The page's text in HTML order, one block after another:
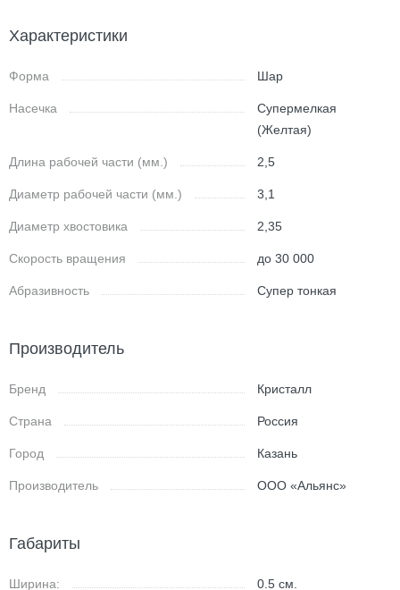
Характеристики
Форма Шар
Насечка
Супермелкая
(Желтая)
Длина рабочей части (мм.) 2,5
Диаметр рабочей части (мм.) 3,1
Диаметр хвостовика 2,35
Скорость вращения до 30 000
Абразивность Супер тонкая
Производитель
Бренд Кристалл
Страна Россия
Город Казань
Производитель ООО «Альянс»
Габариты
Ширина: 0.5см.